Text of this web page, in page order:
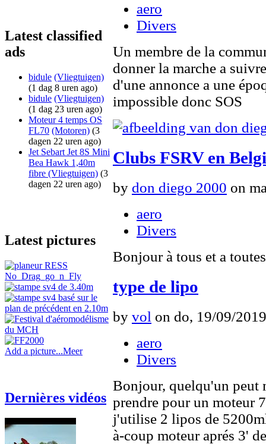
Latest classified
ads
bidule (Vliegtuigen)
(1 dag 8 uren ago)
bidule (Vliegtuigen)
(1 dag 23 uren ago)
Moteur 4 temps OS
FL70 (Motoren) (3
dagen 22 uren ago)
Jet Sebart Jet 8S Mini
Bea Hawk 1,40m
fibre (Vliegtuigen) (3
dagen 22 uren ago)
Latest pictures
Add a picture...Meer
Dernières vidéos
aero
Divers
Un membre de la
donner la marche a
d'une annonce a une
impossible donc SOS
Clubs FSRV en
by don diego 2000 on
aero
Divers
Bonjour à tous et a
type de lipo
by vol on do, 19/09/
aero
Divers
Bonjour, quelqu'un peut
prendre pour un moteur
j'utilise 2 lipos de
à-coup moteur aprés 3'